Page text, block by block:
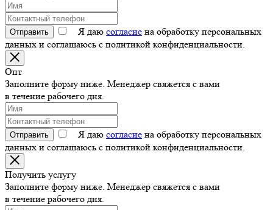
Отправить Я даю согласие на обработку персональных
данных и соглашаюсь с политикой конфиденциальности.
Опт
Заполните форму ниже. Менеджер свяжется с вами
в течение рабочего дня.
Отправить Я даю согласие на обработку персональных
данных и соглашаюсь с политикой конфиденциальности.
Получить услугу
Заполните форму ниже. Менеджер свяжется с вами
в течение рабочего дня.